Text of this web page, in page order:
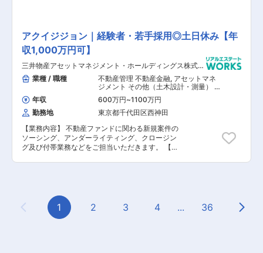
レーションを構築しており、事業性において競争
力の高いファンド運用が可能です。そんな同社で
アクイジジョンの中堅として豊富な経験をもとに
社後業務に慣れてきましたら在宅勤務の導入や定
時から15分おきに前後時間調整可能など自ら働き
やすい環境設定も可能となっています。
アクイジジョン｜経験者・若手採用◎土日休み【年
収1,000万円可】
三井物産アセットマネジメント・ホールディングス株式会
社
業種 / 職種 不動産管理 不動産金融, アセットマネ
ジメント その他（土木設計・測量） そ
の他（建築設計・積算）
年収 600万円~1100万円
勤務地
東京都千代田区西神田
【業務内容】 不動産ファンドに関わる新規案件の
ソーシング、アンダーライティング、クロージン
グ及び付帯業務などをご担当いただきます。 【具
ティ・マネジメント株式会社での勤務となりま
す。 【担当者コメント】 同社は、三井物産グル
ープの知見・ネットワークを積極的に活用した不
Previous Page
1 2 3 4 ... 36